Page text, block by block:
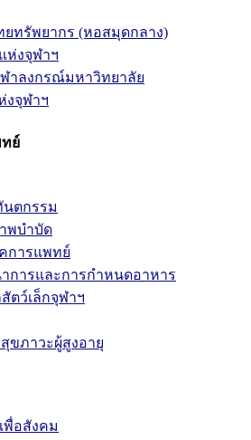
ยทรัพยากร (หอสมุดกลาง)
ห่งจุฬาฯ
าลงกรณ์มหาวิทยาลัย
งจุฬาฯ
ย์
นตกรรม
พบำบัด
การแพทย์
การและการกำหนดอาหาร
ตว์เล็กจุฬาฯ
ขภาวะผู้สูงอายุ
พื่อสังคม